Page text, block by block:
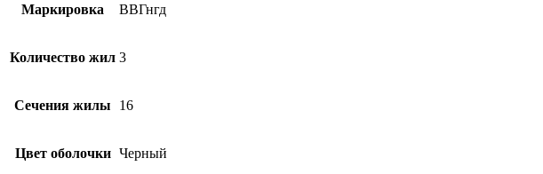
Маркировка ВВГнгд
Количество жил 3
Сечения жилы 16
Цвет оболочки Черный